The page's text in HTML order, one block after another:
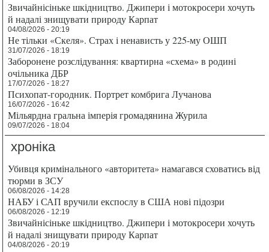
Звичайнісіньке шкідництво. Джипери і мотокросери хочуть
й надалі знищувати природу Карпат
04/08/2026 - 20:19
Не тільки «Скеля». Страх і ненависть у 225-му ОШП
31/07/2026 - 18:19
Заборонене розслідування: квартирна «схема» в родині
очільника ДБР
17/07/2026 - 18:27
Психопат-городник. Портрет комбрига Лучанова
16/07/2026 - 16:42
Мільярдна гральна імперія громадянина Журила
09/07/2026 - 18:04
хроніка
Убивця кримінального «авторитета» намагався сховатись від
тюрми в ЗСУ
06/08/2026 - 14:28
НАБУ і САП вручили експослу в США нові підозри
06/08/2026 - 12:19
Звичайнісіньке шкідництво. Джипери і мотокросери хочуть
й надалі знищувати природу Карпат
04/08/2026 - 20:19